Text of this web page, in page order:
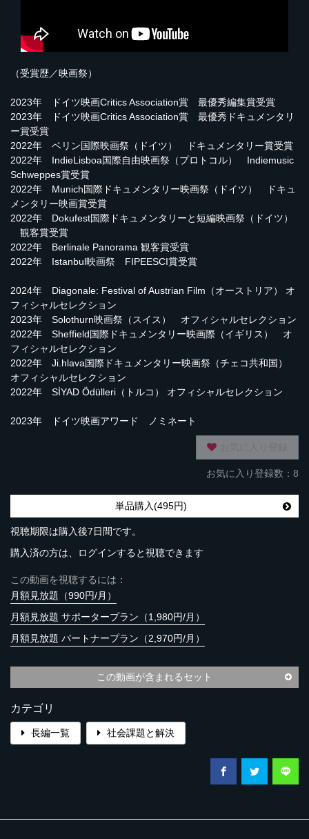
（受賞歴／映画祭）
2023年 ドイツ映画Critics Association賞 最優秀編集賞受賞
2023年 ドイツ映画Critics Association賞 最優秀ドキュメンタリ
ー賞受賞
2022年 ベリン国際映画祭（ドイツ） ドキュメンタリー賞受賞
2022年 IndieLisboa国際自由映画祭（プロトコル） Indiemusic
Schweppes賞受賞
2022年 Munich国際ドキュメンタリー映画祭（ドイツ） ドキュ
メンタリー映画賞受賞
2022年 Dokufest国際ドキュメンタリーと短編映画祭（ドイツ）
観客賞受賞
2022年 Berlinale Panorama 観客賞受賞
2022年 Istanbul映画祭 FIPEESCI賞受賞
2024年 Diagonale: Festival of Austrian Film（オーストリア） オ
フィシャルセレクション
2023年 Solothurn映画祭（スイス） オフィシャルセレクション
2022年 Sheffield国際ドキュメンタリー映画際（イギリス） オ
フィシャルセレクション
2022年 Ji.hlava国際ドキュメンタリー映画祭（チェコ共和国）
オフィシャルセレクション
2022年 SİYAD Ödülleri（トルコ） オフィシャルセレクション
2023年 ドイツ映画アワード ノミネート
お気に入り登録数：8
単品購入(495円)
視聴期限は購入後7日間です。
購入済の方は、ログインすると視聴できます
この動画を視聴するには：
月額見放題（990円/月）
月額見放題 サポータープラン（1,980円/月）
月額見放題 パートナープラン（2,970円/月）
この動画が含まれるセット
カテゴリ
長編一覧 社会課題と解決